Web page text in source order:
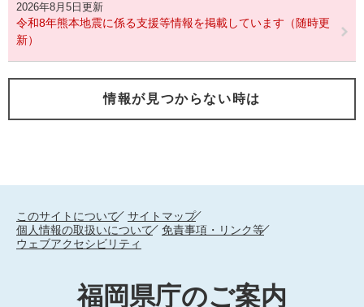
2026年8月5日更新
令和8年熊本地震に係る支援等情報を掲載しています（随時更
新）
情報が見つからない時は
このサイトについて
サイトマップ
個人情報の取扱いについて
免責事項・リンク等
ウェブアクセシビリティ
福岡県庁のご案内